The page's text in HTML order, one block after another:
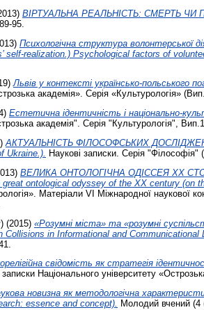
ВІРТУАЛЬНА РЕАЛЬНІСТЬ: СМЕРТЬ ЧИ
95.
Психологічна структура волонтерської
self-realization.) Psychological factors of
Львів у контексті українсько-польського
академія». Серія «Культурологія»
Естетична ідентичність і національно-
академія". Серія "Культурологія",
АКТУАЛЬНІСТЬ ФІЛОСОФСЬКИХ
Ukraine.).
Наукові записки. Серія "Філософія"
ВЕЛИКА ОНТОЛОГІЧНА ОДІССЕЯ ХХ
ontological odyssey of the XX century (on
Матеріали VI Міжнародної наукової
(2015) «Розумні міста» та «розумні
in Informational and Communicational
свідомість як стратегія
записки Національного університету
новизна як методологічна
essence and concept). Молодий вчений (4